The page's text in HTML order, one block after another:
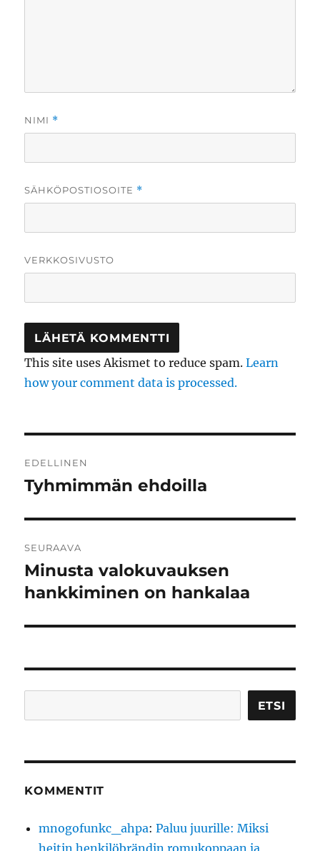
NIMI *
SÄHKÖPOSTIOSOITE *
VERKKOSIVUSTO
This site uses Akismet to reduce spam.Learn
how your comment data is processed.
selaus
EDELLINEN
Edellinen
Tyhmimmän ehdoilla
SEURAAVA
Seuraava
artikkeli:
Minusta valokuvauksen
hankkiminen on hankalaa
ETSI
KOMMENTIT
mnogofunkc_ahpa:Paluu juurille: Miksi